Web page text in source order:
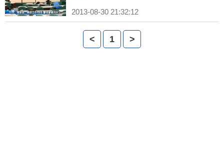
2013-08-30 21:32:12
< 1 >